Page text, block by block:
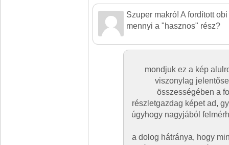
Szuper makró! A fordított
mennyi a "hasznos" rész?
mondjuk ez a kép
viszonylag
összességében a
részletgazdag képet ad,
úgyhogy nagyjából
a dolog hátránya, hogy